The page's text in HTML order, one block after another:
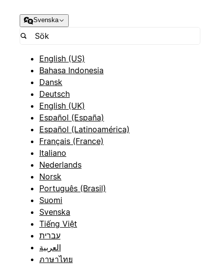
Svenska
English (US)
Bahasa Indonesia
Dansk
Deutsch
English (UK)
Español (España)
Español (Latinoamérica)
Français (France)
Italiano
Nederlands
Norsk
Português (Brasil)
Suomi
Svenska
Tiếng Việt
עברית
العربية
ภาษาไทย